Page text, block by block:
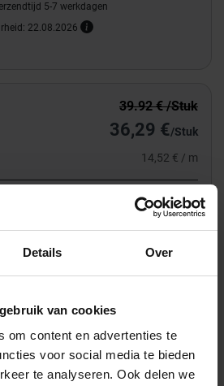
Details Over
van cookies
om content en advertenties te
voor social media te bieden
te analyseren. Ook delen we
5-7 werkdagen
22.08.2026
39.92 € /Stuk
36,29 €/Stuk
14,52 € / m
Totale prijs / geleverde hoeveelheid
36,29 €